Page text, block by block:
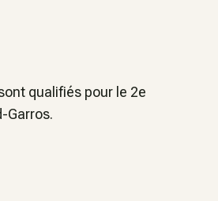
qualifiés pour le 2e
Garros.